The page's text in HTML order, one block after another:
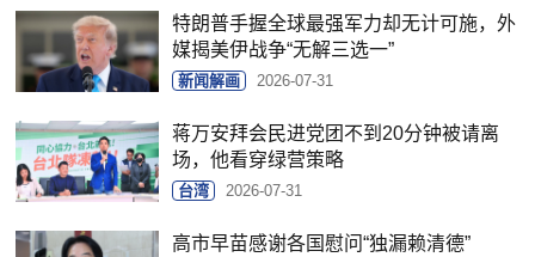
特朗普手握全球最强军力却无计可施，外
媒揭美伊战争“无解三选一”
新闻解画 2026-07-31
蒋万安拜会民进党团不到20分钟被请离
场，他看穿绿营策略
台湾 2026-07-31
高市早苗感谢各国慰问“独漏赖清德”